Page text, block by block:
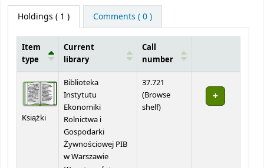
Holdings ( 1 ) Comments ( 0 )
Item
type
Current
library
Call
number
Książki
Biblioteka
Instytutu
Ekonomiki
Rolnictwa i
Gospodarki
Żywnościowej PIB
w Warszawie
37.721
(Browse
shelf(Opens below)
)